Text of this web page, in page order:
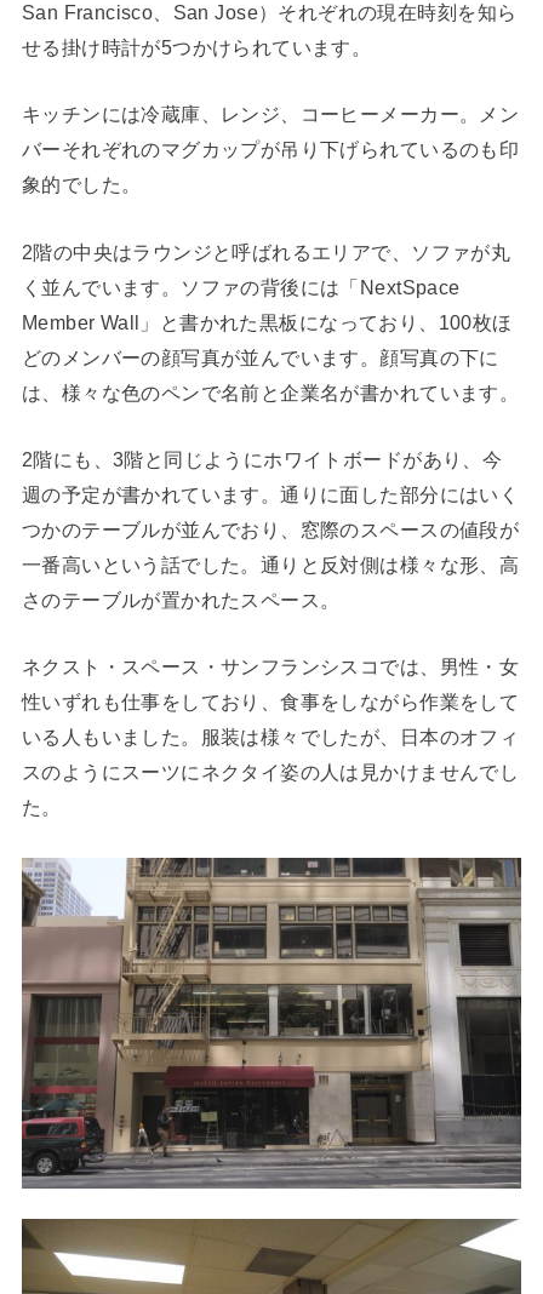
San Francisco、San Jose）それぞれの現在時刻を知ら
せる掛け時計が5つかけられています。
キッチンには冷蔵庫、レンジ、コーヒーメーカー。メン
バーそれぞれのマグカップが吊り下げられているのも印
象的でした。
2階の中央はラウンジと呼ばれるエリアで、ソファが丸
く並んでいます。ソファの背後には「NextSpace
Member Wall」と書かれた黒板になっており、100枚ほ
どのメンバーの顔写真が並んでいます。顔写真の下に
は、様々な色のペンで名前と企業名が書かれています。
2階にも、3階と同じようにホワイトボードがあり、今
週の予定が書かれています。通りに面した部分にはいく
つかのテーブルが並んでおり、窓際のスペースの値段が
一番高いという話でした。通りと反対側は様々な形、高
さのテーブルが置かれたスペース。
ネクスト・スペース・サンフランシスコでは、男性・女
性いずれも仕事をしており、食事をしながら作業をして
いる人もいました。服装は様々でしたが、日本のオフィ
スのようにスーツにネクタイ姿の人は見かけませんでし
た。